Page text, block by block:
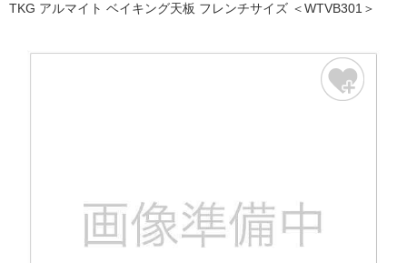
TKG アルマイト ベイキング天板 フレンチサイズ ＜WTVB301＞